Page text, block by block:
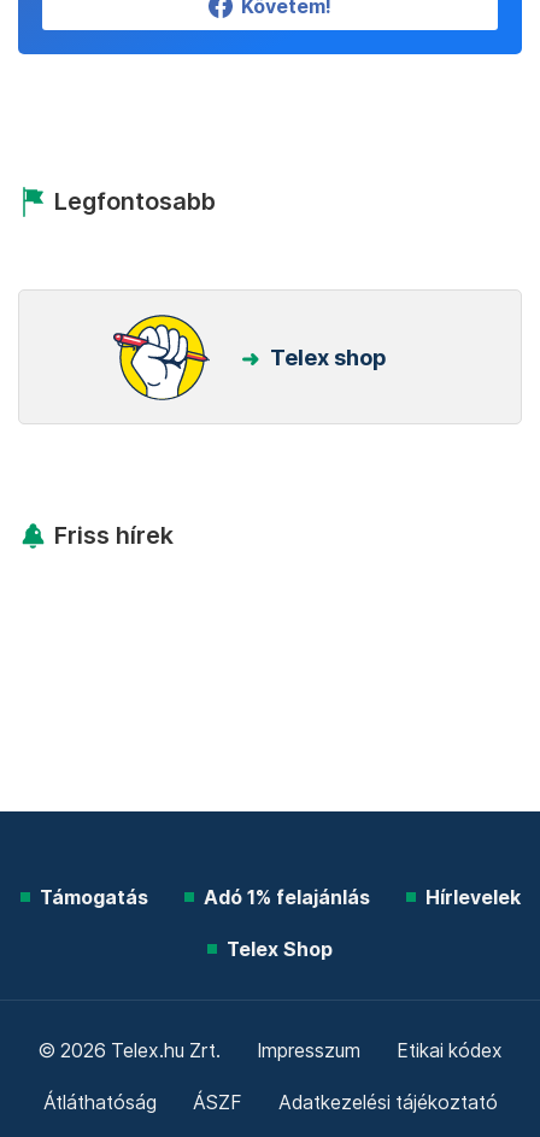
Követem!
Legfontosabb
Telex shop
Friss hírek
Támogatás Adó 1% felajánlás Hírlevelek
Telex Shop
© 2026 Telex.hu Zrt. Impresszum Etikai kódex
Átláthatóság ÁSZF Adatkezelési tájékoztató